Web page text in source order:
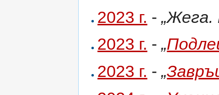
2023 г. -„Жега.
2023 г. -„
2023 г. -„